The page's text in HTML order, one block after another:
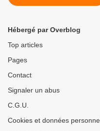
rhum
Hébergé par Overblog
Top articles
Pages
Contact
Signaler un abus
C.G.U.
Cookies et données